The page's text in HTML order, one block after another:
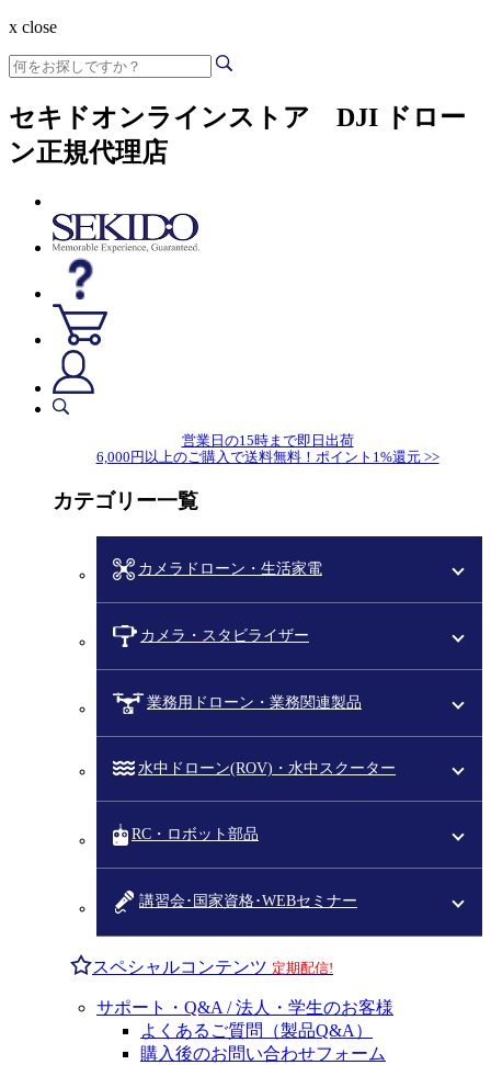
x close
セキドオンラインストア DJI ドロー
ン正規代理店
営業日の15時まで即日出荷
6,000円以上のご購入で送料無料！ポイント1%還元 >>
カテゴリー一覧
カメラドローン・生活家電
カメラ・スタビライザー
業務用ドローン・業務関連製品
水中ドローン(ROV)・水中スクーター
RC・ロボット部品
講習会･国家資格･WEBセミナー
スペシャルコンテンツ 定期配信!
サポート・Q&A / 法人・学生のお客様
よくあるご質問（製品Q&A）
購入後のお問い合わせフォーム